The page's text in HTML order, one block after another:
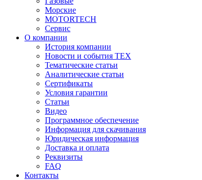
Морские
MOTORTECH
Сервис
О компании
История компании
Новости и события ТЕХ
Тематические статьи
Аналитические статьи
Сертификаты
Условия гарантии
Статьи
Видео
Программное обеспечение
Информация для скачивания
Юридическая информация
Доставка и оплата
Реквизиты
FAQ
Контакты